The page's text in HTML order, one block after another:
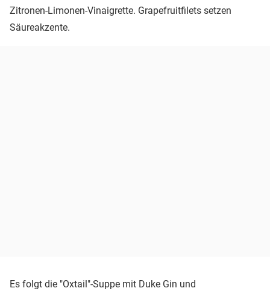
Zitronen-Limonen-Vinaigrette. Grapefruitfilets setzen
Säureakzente.
Es folgt die "Oxtail"-Suppe mit Duke Gin und